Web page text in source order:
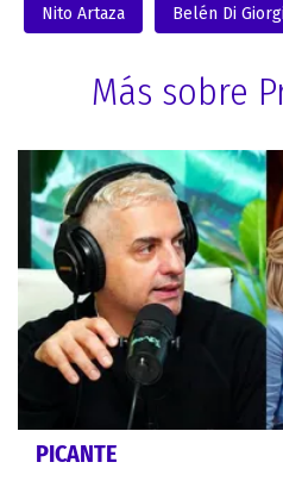
Nito Artaza Belén Di
Más sobre
PICANTE